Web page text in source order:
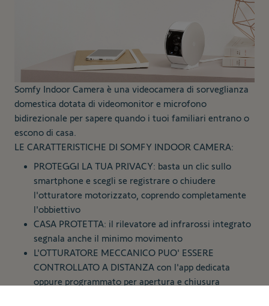
Somfy Indoor Camera è una videocamera di sorveglianza
domestica dotata di videomonitor e microfono
bidirezionale per sapere quando i tuoi familiari entrano o
escono di casa.
LE CARATTERISTICHE DI SOMFY INDOOR CAMERA:
PROTEGGI LA TUA PRIVACY: basta un clic sullo
smartphone e scegli se registrare o chiudere
l'otturatore motorizzato, coprendo completamente
l'obbiettivo
CASA PROTETTA: il rilevatore ad infrarossi integrato
segnala anche il minimo movimento
L'OTTURATORE MECCANICO PUO' ESSERE
CONTROLLATO A DISTANZA con l'app dedicata
oppure programmato per apertura e chiusura